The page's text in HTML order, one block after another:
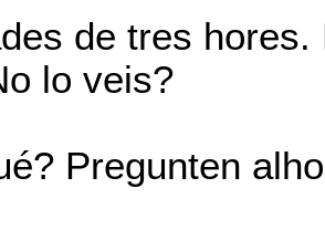
de tres
lo veis?
Pregunten